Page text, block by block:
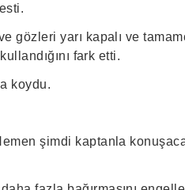
gözleri yarı kapalı ve
fark etti.
koydu.
şimdi kaptanla